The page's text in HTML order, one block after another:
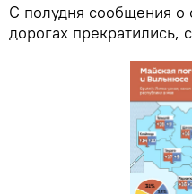
С полудня сообщения о
дорогах прекратились,